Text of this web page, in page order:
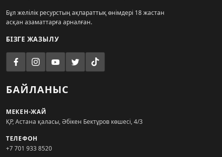
Бұл желілік ресурстың ақпараттық өнімдері 18 жастан
асқан азаматтарға арналған.
БІЗГЕ ЖАЗЫЛУ
БАЙЛАНЫС
МЕКЕН-ЖАЙ
ҚР, Астана қаласы, Әбікен Бектұров көшесі, 4/3
ТЕЛЕФОН
+7 701 933 8520